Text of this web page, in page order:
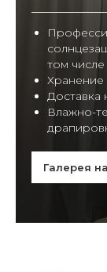
том
Хранение
Доставка
Влажно-
Галерея